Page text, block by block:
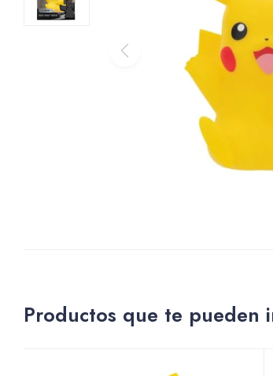
Productos que te pueden